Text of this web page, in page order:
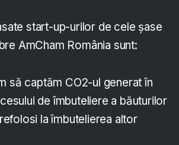
start-up-urilor de cele șase
AmCham România sunt:
să captăm CO2-ul generat în
de îmbuteliere a băuturilor
la îmbutelierea altor